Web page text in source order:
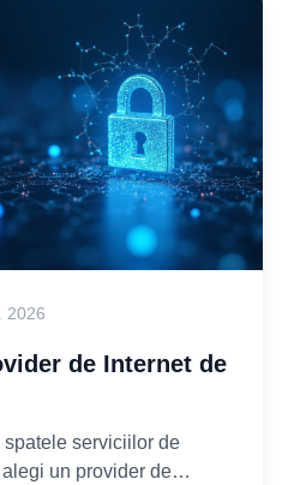
2026
de Internet de
serviciilor de
un provider de